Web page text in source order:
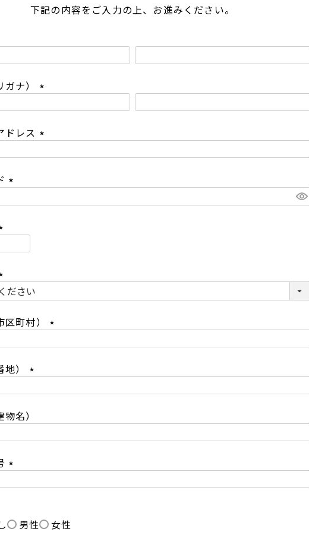
下記の内容をご入力の上、お進みください。
ガナ）
須
ドレス
)
(
町村）
）
名）
) 男性 女性